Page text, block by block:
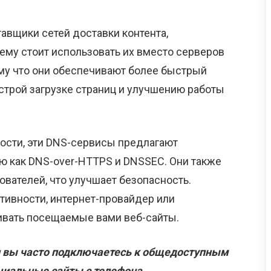
сетей доставки контента,
стоит использовать их вместо серверов
что они обеспечивают более быстрый
загрузке страниц и улучшению работы
эти DNS-сервисы предлагают
как DNS-over-HTTPS и DNSSEC. Они также
что улучшает безопасность.
интернет-провайдер или
посещаемые вами веб-сайты.
часто подключаетесь к общедоступным